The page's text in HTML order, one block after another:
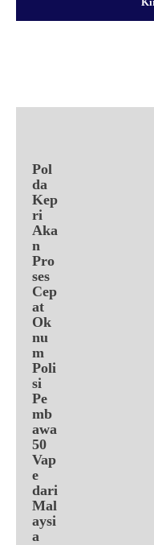
Pol
da
Kep
ri
Aka
n
Pro
ses
Cep
at
Ok
nu
m
Poli
si
Pe
mb
awa
50
Vap
e
dari
Mal
aysi
a